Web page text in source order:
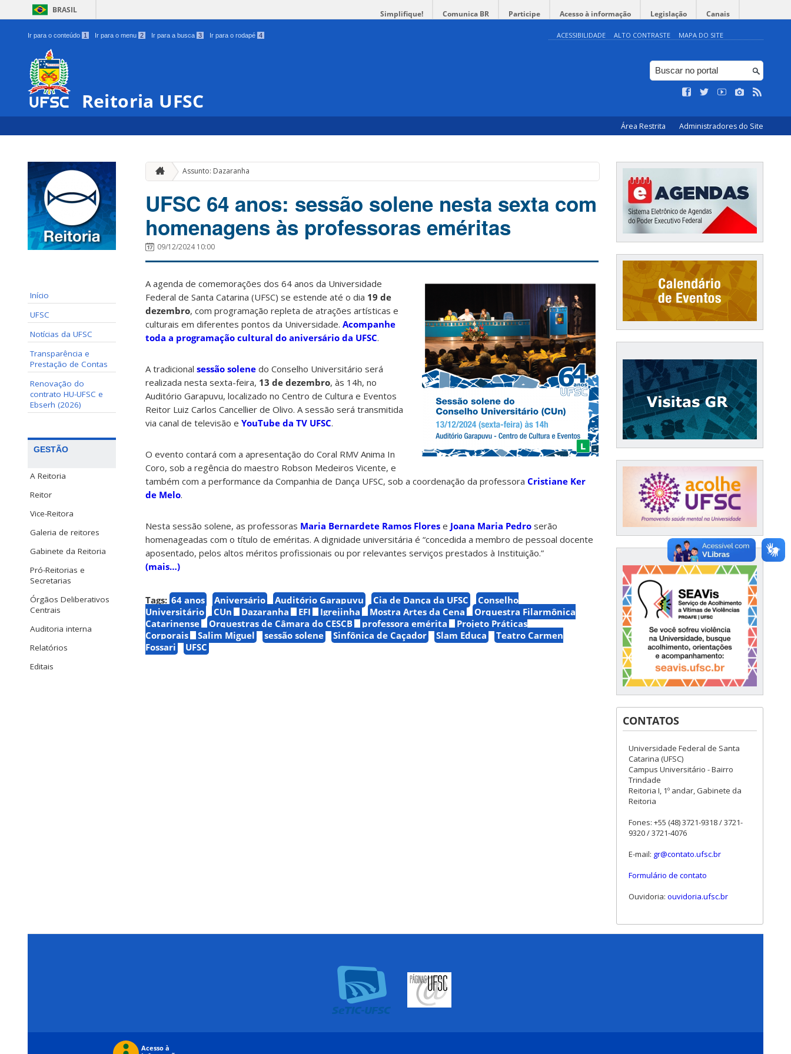
BRASIL Simplifique! Comunica BR Participe Acesso à informação Legislação Canais
Ir para o conteúdo 1 Ir para o menu 2 Ir para a busca 3 Ir para o rodapé 4 ACESSIBILIDADE ALTO CONTRASTE MAPA DO SITE
Reitoria UFSC
Área Restrita Administradores do Site
Início
UFSC
Notícias da UFSC
Transparência e
Prestação de Contas
Renovação do
contrato HU-UFSC e
Ebserh (2026)
GESTÃO
A Reitoria
Reitor
Vice-Reitora
Galeria de reitores
Gabinete da Reitoria
Pró-Reitorias e
Secretarias
Órgãos Deliberativos
Centrais
Auditoria interna
Relatórios
Editais
Assunto: Dazaranha
UFSC 64 anos: sessão solene nesta sexta com
homenagens às professoras eméritas
09/12/2024 10:00
A agenda de comemorações dos 64 anos da Universidade
Federal de Santa Catarina (UFSC) se estende até o dia 19 de
dezembro, com programação repleta de atrações artísticas e
culturais em diferentes pontos da Universidade. Acompanhe
toda a programação cultural do aniversário da UFSC.
A tradicional sessão solene do Conselho Universitário será
realizada nesta sexta-feira, 13 de dezembro, às 14h, no
Auditório Garapuvu, localizado no Centro de Cultura e Eventos
Reitor Luiz Carlos Cancellier de Olivo. A sessão será transmitida
via canal de televisão e YouTube da TV UFSC.
O evento contará com a apresentação do Coral RMV Anima In
Coro, sob a regência do maestro Robson Medeiros Vicente, e
também com a performance da Companhia de Dança UFSC, sob a coordenação da professora Cristiane Ker
de Melo.
Nesta sessão solene, as professoras Maria Bernardete Ramos Flores e Joana Maria Pedro serão
homenageadas com o título de eméritas. A dignidade universitária é “concedida a membro de pessoal docente
aposentado, pelos altos méritos profissionais ou por relevantes serviços prestados à Instituição.”
(mais…)
Tags: 64 anos Aniversário Auditório Garapuvu Cia de Dança da UFSC
Conselho
Universitário
CUn Dazaranha EFI Igrejinha Mostra Artes da Cena
Orquestra Filarmônica
Catarinense
Orquestras de Câmara do CESCB professora emérita
Projeto Práticas
Corporais
Salim Miguel sessão solene Sinfônica de Caçador Slam Educa
Teatro Carmen
Fossari
UFSC
CONTATOS
Universidade Federal de Santa
Catarina (UFSC)
Campus Universitário - Bairro
Trindade
Reitoria I, 1º andar, Gabinete da
Reitoria
Fones: +55 (48) 3721-9318 / 3721-
9320 / 3721-4076
E-mail: gr@contato.ufsc.br
Formulário de contato
Ouvidoria: ouvidoria.ufsc.br